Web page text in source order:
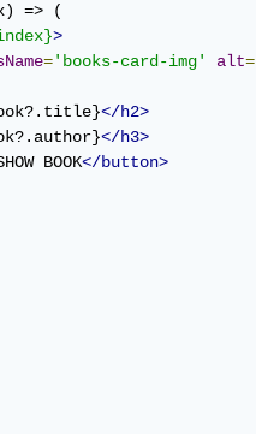
=> (
>
='books-card-img' alt=
</h2>
</h3>
BOOK</button>